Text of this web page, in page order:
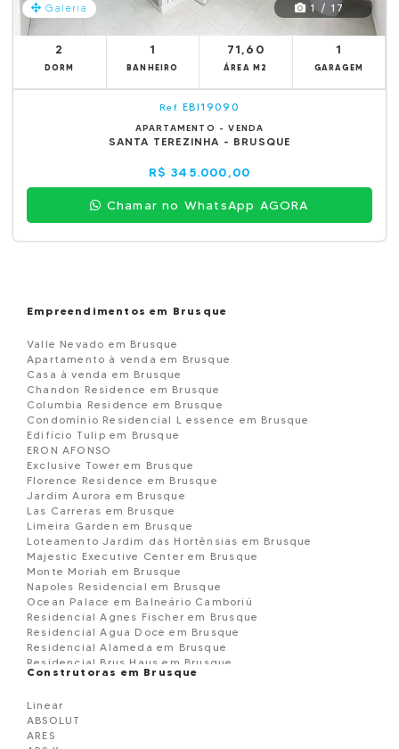
Galeria 1 / 17
2
DORM
1
BANHEIRO
71,60
ÁREA M2
1
GARAGEM
Ref. EBI19090
APARTAMENTO - VENDA
SANTA TEREZINHA - BRUSQUE
R$ 345.000,00
Chamar no WhatsApp AGORA
Empreendimentos em Brusque
Valle Nevado em Brusque
Apartamento à venda em Brusque
Casa à venda em Brusque
Chandon Residence em Brusque
Columbia Residence em Brusque
Condomínio Residencial L essence em Brusque
Edifício Tulip em Brusque
ERON AFONSO
Exclusive Tower em Brusque
Florence Residence em Brusque
Jardim Aurora em Brusque
Las Carreras em Brusque
Limeira Garden em Brusque
Loteamento Jardim das Hortênsias em Brusque
Majestic Executive Center em Brusque
Monte Moriah em Brusque
Napoles Residencial em Brusque
Ocean Palace em Balneário Camboriú
Residencial Agnes Fischer em Brusque
Residencial Agua Doce em Brusque
Residencial Alameda em Brusque
Residencial Brus Haus em Brusque
Residencial Dom Joaquim em Brusque
RESIDENCIAL FLORENZA em Brusque
Residencial Flores do Campo em Brusque
Residencial Ibiza em Brusque
Construtoras em Brusque
Linear
ABSOLUT
ARES